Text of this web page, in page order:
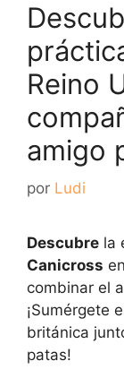
Reino
amigo
por Ludi
Descubre la
Canicross
combinar el
¡Sumérgete
británica
patas!